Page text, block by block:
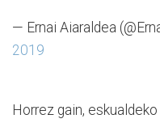
— Ernai Aiaraldea
2019
Horrez gain,